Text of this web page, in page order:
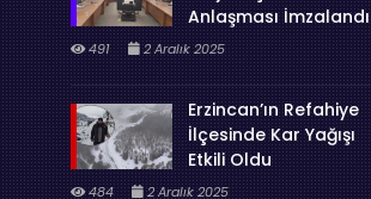
Anlaşması İmzalandı
491 2 Aralık 2025
Erzincan’ın Refahiye
İlçesinde Kar Yağışı
Etkili Oldu
484 2 Aralık 2025